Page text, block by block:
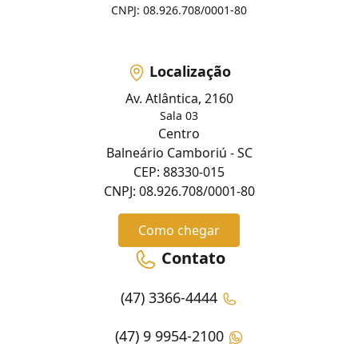
CNPJ: 08.926.708/0001-80
Localização
Av. Atlântica, 2160
Sala 03
Centro
Balneário Camboriú - SC
CEP: 88330-015
CNPJ: 08.926.708/0001-80
Como chegar
Contato
(47) 3366-4444
(47) 9 9954-2100